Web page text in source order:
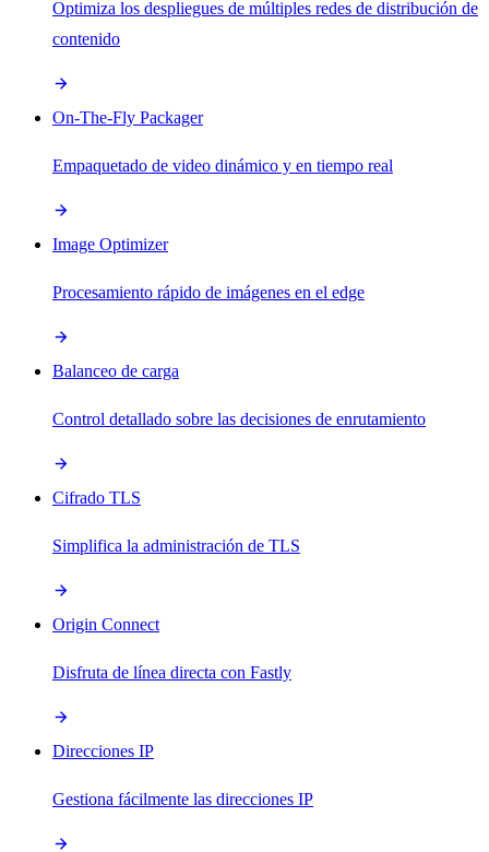
Optimiza los despliegues de múltiples redes de distribución de
contenido
On-The-Fly Packager
Empaquetado de video dinámico y en tiempo real
Image Optimizer
Procesamiento rápido de imágenes en el edge
Balanceo de carga
Control detallado sobre las decisiones de enrutamiento
Cifrado TLS
Simplifica la administración de TLS
Origin Connect
Disfruta de línea directa con Fastly
Direcciones IP
Gestiona fácilmente las direcciones IP